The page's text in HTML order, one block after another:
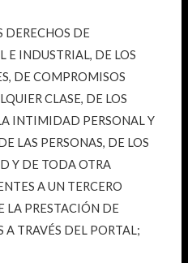
DERECHOS DE
E INDUSTRIAL, DE LOS
DE COMPROMISOS
CLASE, DE LOS
INTIMIDAD PERSONAL Y
LAS PERSONAS, DE LOS
Y DE TODA OTRA
A UN TERCERO
LA PRESTACIÓN DE
A TRAVÉS DEL PORTAL;